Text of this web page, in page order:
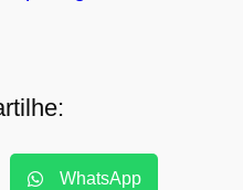
WhatsApp